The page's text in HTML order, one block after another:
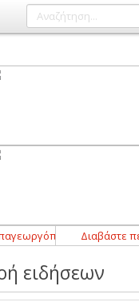
21:52 -
Διαβάστε
ειδήσεων